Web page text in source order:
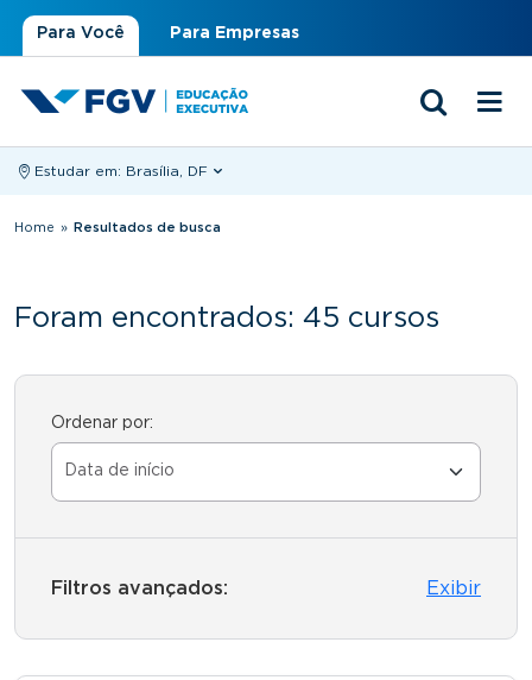
Para Você Para Empresas
Estudar em: Brasília, DF
Você está aqui
Home » Resultados de busca
Foram encontrados: 45 cursos
Ordenar por:
Filtros avançados: Exibir